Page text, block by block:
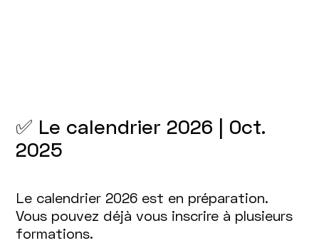
✅ Le calendrier 2026 | Oct.
2025
Le calendrier 2026 est en préparation.
Vous pouvez déjà vous inscrire à plusieurs
formations.